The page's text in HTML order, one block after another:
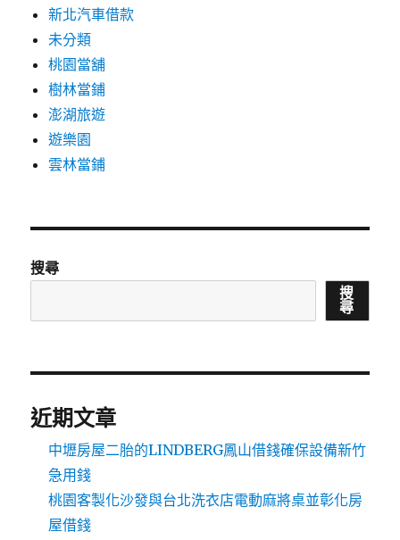
新北汽車借款
未分類
桃園當舖
樹林當鋪
澎湖旅遊
遊樂園
雲林當鋪
搜尋
搜
尋
近期文章
中壢房屋二胎的LINDBERG鳳山借錢確保設備新竹
急用錢
桃園客製化沙發與台北洗衣店電動麻將桌並彰化房
屋借錢